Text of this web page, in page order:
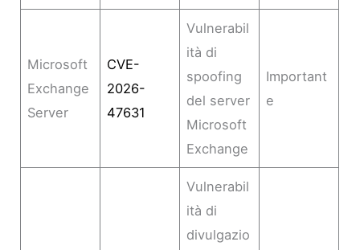
Microsoft
Exchange
Server
CVE-
2026-
47631
Vulnerabil
ità di
spoofing
del server
Microsoft
Exchange
Important
e
Vulnerabil
ità di
divulgazio